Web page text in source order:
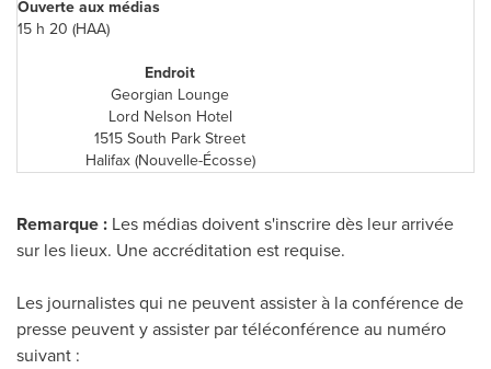
Ouverte aux médias
15 h 20 (HAA)
Endroit
Georgian Lounge
Lord Nelson Hotel
1515 South Park Street
Halifax(Nouvelle-Écosse)
Remarque : Les médias doivent s'inscrire dès leur arrivée
sur les lieux. Une accréditation est requise.
Les journalistes qui ne peuvent assister à la conférence de
presse peuvent y assister par téléconférence au numéro
suivant :